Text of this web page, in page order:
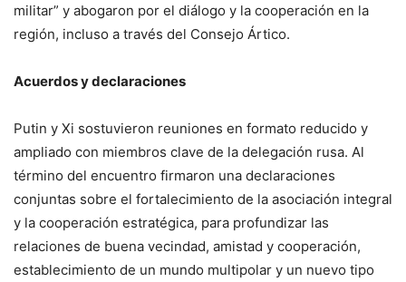
militar” y abogaron por el diálogo y la cooperación en la
región, incluso a través del Consejo Ártico.
Acuerdos y declaraciones
Putin y Xi sostuvieron reuniones en formato reducido y
ampliado con miembros clave de la delegación rusa. Al
término del encuentro firmaron una declaraciones
conjuntas sobre el fortalecimiento de la asociación integral
y la cooperación estratégica, para profundizar las
relaciones de buena vecindad, amistad y cooperación,
establecimiento de un mundo multipolar y un nuevo tipo